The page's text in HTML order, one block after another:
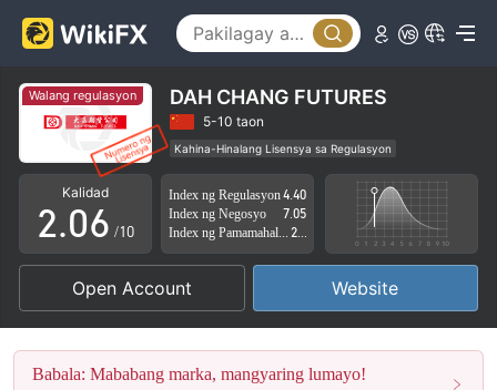
Walang regulasyon DAH CHANG FUTURES
5-10 taon
Kahina-Hinalang Lisensya sa Regulasyon
Kahina-hinalang saklaw ng Negosyo
Mataas na potensyal na peligro
Kalidad
0
1
2
3
4
5
.0
1
2
3
2
3
4
5
6
7
8
9
/10
Index ng Regulasyon4.40
Index ng Negosyo
7.05
2.88
Open Account Website
Babala: Mababang marka, mangyaring lumayo!